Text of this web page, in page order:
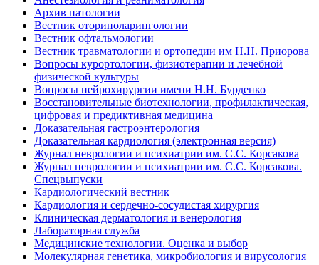
Архив патологии
Вестник оториноларингологии
Вестник офтальмологии
Вестник травматологии и ортопедии им Н.Н. Приорова
Вопросы курортологии, физиотерапии и лечебной
физической культуры
Вопросы нейрохирургии имени Н.Н. Бурденко
Восстановительные биотехнологии, профилактическая,
цифровая и предиктивная медицина
Доказательная гастроэнтерология
Доказательная кардиология (электронная версия)
Журнал неврологии и психиатрии им. С.С. Корсакова
Журнал неврологии и психиатрии им. С.С. Корсакова.
Спецвыпуски
Кардиологический вестник
Кардиология и сердечно-сосудистая хирургия
Клиническая дерматология и венерология
Лабораторная служба
Медицинские технологии. Оценка и выбор
Молекулярная генетика, микробиология и вирусология